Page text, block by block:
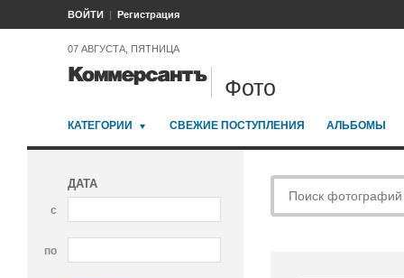
ВОЙТИ Регистрация
07 АВГУСТА, ПЯТНИЦА
Фото
КАТЕГОРИИ СВЕЖИЕ ПОСТУПЛЕНИЯ АЛЬБОМЫ
ДАТА
с
по